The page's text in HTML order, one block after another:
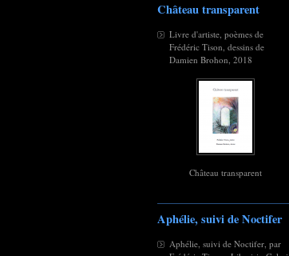
Château transparent
Livre d'artiste, poèmes de
Frédéric Tison, dessins de
Damien Brohon, 2018
Château transparent
Aphélie, suivi de Noctifer
Aphélie, suivi de Noctifer, par